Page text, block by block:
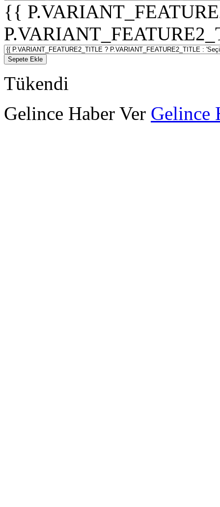
{{
Sepete Ekle
Tükendi
Gelince Haber Ver Gelince